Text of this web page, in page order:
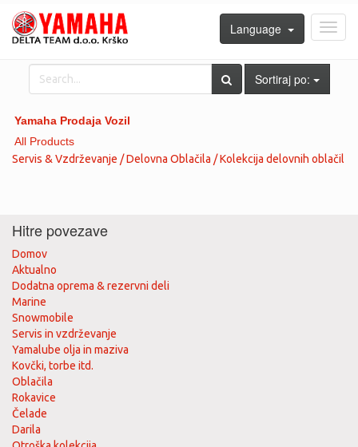
Language
Sortiraj po:
Yamaha Prodaja Vozil
All Products
Servis & Vzdrževanje / Delovna Oblačila / Kolekcija delovnih oblačil
Hitre povezave
Domov
Aktualno
Dodatna oprema & rezervni deli
Marine
Snowmobile
Servis in vzdrževanje
Yamalube olja in maziva
Kovčki, torbe itd.
Oblačila
Rokavice
Čelade
Darila